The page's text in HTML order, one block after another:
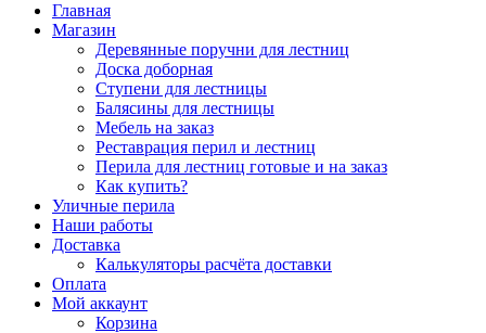
Главная
Магазин
Деревянные поручни для лестниц
Доска доборная
Ступени для лестницы
Балясины для лестницы
Мебель на заказ
Реставрация перил и лестниц
Перила для лестниц готовые и на заказ
Как купить?
Уличные перила
Наши работы
Доставка
Калькуляторы расчёта доставки
Оплата
Мой аккаунт
Корзина